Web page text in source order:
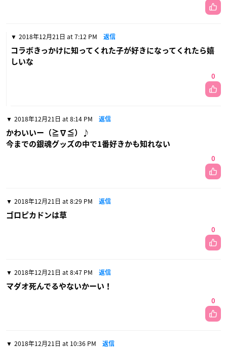
2018年12月21日 at 7:12 PM 返信
コラボきっかけに知ってくれた子が好きになってくれたら嬉
しいな
0
2018年12月21日 at 8:14 PM 返信
かわいいー（≧∇≦）♪
今までの銀魂グッズの中で1番好きかも知れない
0
2018年12月21日 at 8:29 PM 返信
ゴロピカドンは草
0
2018年12月21日 at 8:47 PM 返信
マダオ死んでるやないかーい！
0
2018年12月21日 at 10:36 PM 返信